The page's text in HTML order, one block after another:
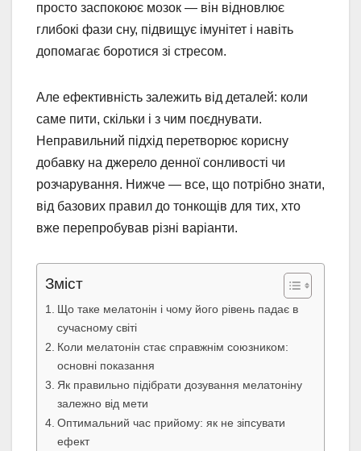
просто заспокоює мозок — він відновлює
глибокі фази сну, підвищує імунітет і навіть
допомагає боротися зі стресом.
Але ефективність залежить від деталей: коли
саме пити, скільки і з чим поєднувати.
Неправильний підхід перетворює корисну
добавку на джерело денної сонливості чи
розчарування. Нижче — все, що потрібно знати,
від базових правил до тонкощів для тих, хто
вже перепробував різні варіанти.
Зміст
Що таке мелатонін і чому його рівень падає в
сучасному світі
Коли мелатонін стає справжнім союзником:
основні показання
Як правильно підібрати дозування мелатоніну
залежно від мети
Оптимальний час прийому: як не зіпсувати
ефект